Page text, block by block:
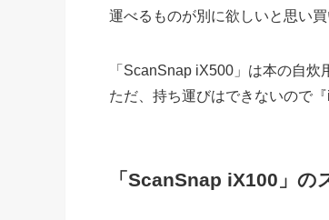
運べるものが別に欲しいと思い買
「ScanSnap iX500」は本の自
ただ、持ち運びはできないので
「ScanSnap iX100」の